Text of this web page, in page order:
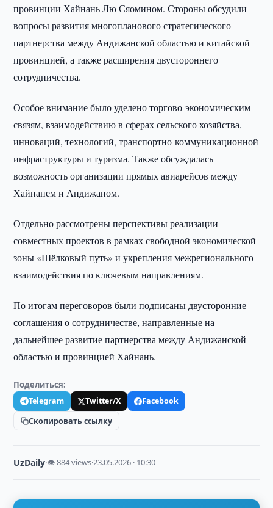
провинции Хайнань Лю Сяомином. Стороны обсудили
вопросы развития многопланового стратегического
партнерства между Андижанской областью и китайской
провинцией, а также расширения двустороннего
сотрудничества.
Особое внимание было уделено торгово-экономическим
связям, взаимодействию в сферах сельского хозяйства,
инноваций, технологий, транспортно-коммуникационной
инфраструктуры и туризма. Также обсуждалась
возможность организации прямых авиарейсов между
Хайнанем и Андижаном.
Отдельно рассмотрены перспективы реализации
совместных проектов в рамках свободной экономической
зоны «Шёлковый путь» и укрепления межрегионального
взаимодействия по ключевым направлениям.
По итогам переговоров были подписаны двусторонние
соглашения о сотрудничестве, направленные на
дальнейшее развитие партнерства между Андижанской
областью и провинцией Хайнань.
Поделиться:
Telegram Twitter/X
Facebook
Скопировать ссылку
UzDaily·👁 884 views·23.05.2026 · 10:30